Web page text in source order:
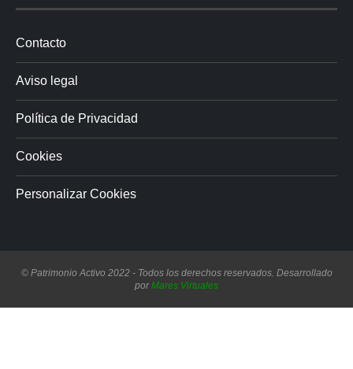
Contacto
Aviso legal
Política de Privacidad
Cookies
Personalizar Cookies
© Patrimonio Activo 2022 - Todos los derechos reservados. Desarrollado
porMares Virtuales